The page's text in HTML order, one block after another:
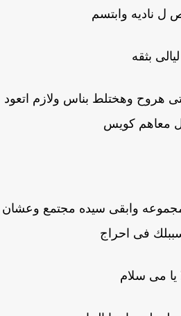
ناديه وابتسم
بثقه
وهختلط بناس ولازم اتعود
معاهم كويس
وابقى سيده مجتمع وعشان
فى احراج
مى سلام